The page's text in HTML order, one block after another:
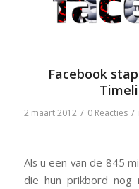
Facebook
2 maart 2012 / 0 Reacties /
Als u een van de 845
die hun prikbord nog